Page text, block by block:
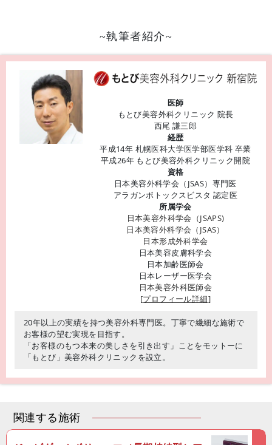
~執筆者紹介~
医師
もとび美容外科クリニック 院長
西尾 謙三郎
経歴
平成14年 札幌医科大学医学部医学科 卒業
平成26年 もとび美容外科クリニック開院
資格
日本美容外科学会（JSAS）専門医
アラガンボトックスビスタ 認定医
所属学会
日本美容外科学会（JSAPS)
日本美容外科学会（JSAS）
日本形成外科学会
日本美容皮膚科学会
日本加齢医師会
日本レーザー医学会
日本美容外科医師会
[プロフィール詳細]
20年以上の実績を持つ美容外科専門医。丁寧で繊細な施術で
お客様の望む実現を目指す。
「お客様のもつ本来の美しさを引き出す」ことをモットーに
「もとび」美容外科クリニックを設立。
関連する施術